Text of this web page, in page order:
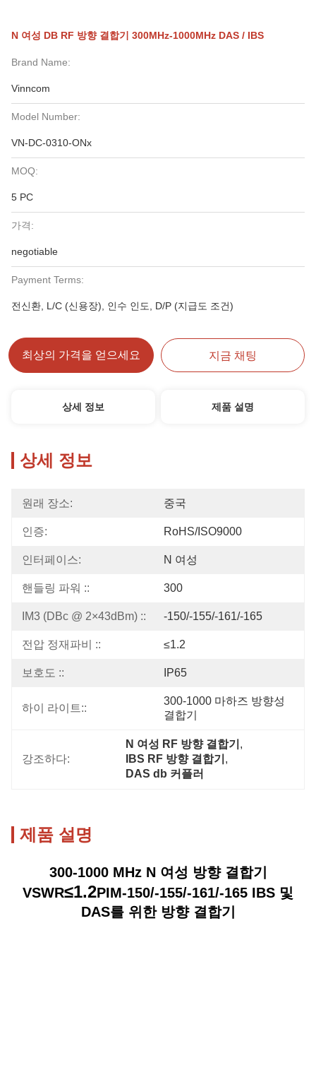
N 여성 DB RF 방향 결합기 300MHz-1000MHz DAS / IBS
Brand Name:
Vinncom
Model Number:
VN-DC-0310-ONx
MOQ:
5 PC
가격:
negotiable
Payment Terms:
전신환, L/C (신용장), 인수 인도, D/P (지급도 조건)
최상의 가격을 얻으세요 지금 채팅
상세 정보 제품 설명
상세 정보
원래 장소: 중국
인증: RoHS/ISO9000
인터페이스: N 여성
핸들링 파워 :: 300
IM3 (DBc @ 2×43dBm) :: -150/-155/-161/-165
전압 정재파비 :: ≤1.2
보호도 :: IP65
하이 라이트::
300-1000 마하즈 방향성
결합기
강조하다:
N 여성 RF 방향 결합기 ,
IBS RF 방향 결합기 ,
DAS db 커플러
제품 설명
300-1000 MHz N 여성 방향 결합기
VSWR≤1.2PIM-150/-155/-161/-165 IBS 및
DAS를 위한 방향 결합기